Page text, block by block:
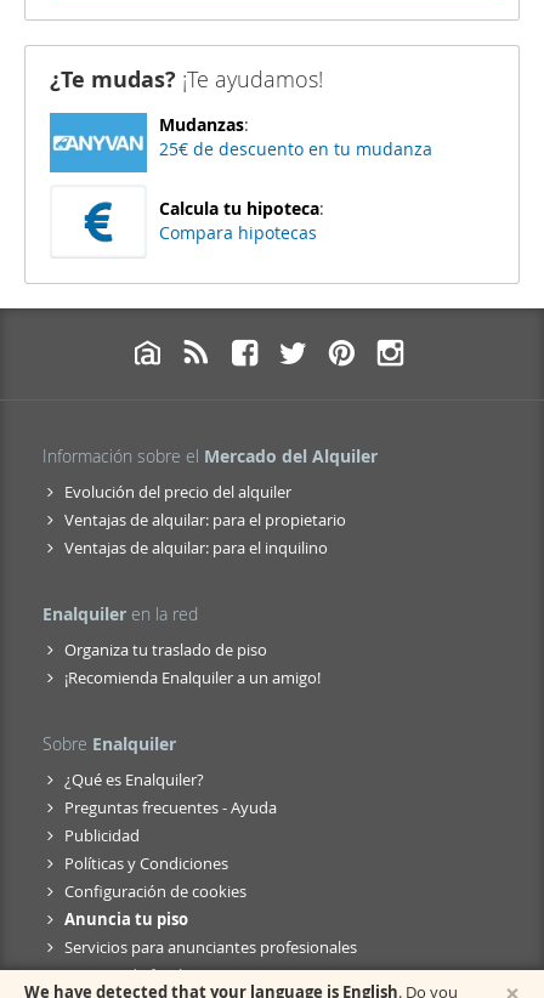
¿Te mudas? ¡Te ayudamos!
Mudanzas:
25€ de descuento en tu mudanza
Calcula tu hipoteca:
Compara hipotecas
Información sobre el Mercado del Alquiler
Evolución del precio del alquiler
Ventajas de alquilar: para el propietario
Ventajas de alquilar: para el inquilino
Enalquiler en la red
Organiza tu traslado de piso
¡Recomienda Enalquiler a un amigo!
Sobre Enalquiler
¿Qué es Enalquiler?
Preguntas frecuentes - Ayuda
Publicidad
Políticas y Condiciones
Configuración de cookies
Anuncia tu piso
Servicios para anunciantes profesionales
Anuncio de fusión
We have detected that your language is English. Do you